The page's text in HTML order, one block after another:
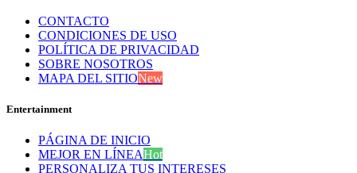
CONTACTO
CONDICIONES DE USO
POLÍTICA DE PRIVACIDAD
SOBRE NOSOTROS
MAPA DEL SITIONew
Entertainment
PÁGINA DE INICIO
MEJOR EN LÍNEAHot
PERSONALIZA TUS INTERESES